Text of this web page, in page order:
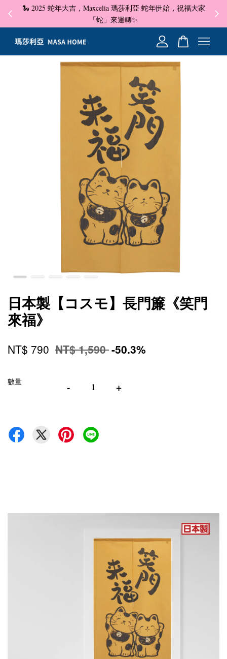
🐍 2025 蛇年大吉，Maxcelia 瑪莎利亞 蛇年伊始，祝福大家
「蛇」來運轉✨
✦
日本製【コスモ】長門簾《笑門
來福》
NT$ 790 NT$ 1,590-50.3%
數量 - +
您的購物車目前還是空的。